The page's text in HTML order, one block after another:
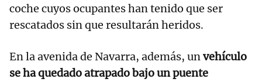
coche cuyos ocupantes han tenido que ser
rescatados sin que resultarán heridos.
En la avenida de Navarra, además, unvehículo
se ha quedado atrapado bajo un puente